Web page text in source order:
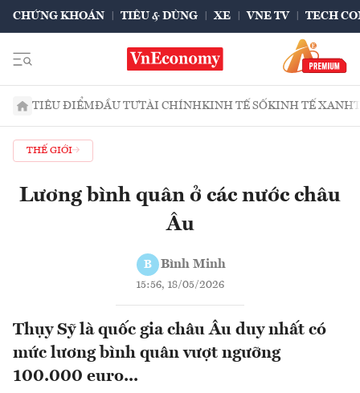
CHỨNG KHOÁN TIÊU & DÙNG XE VNE TV TECH
TIÊU ĐIỂMĐẦU TƯTÀI CHÍNHKINH TẾ SỐKINH TẾ XANH
THẾ GIỚI
Lương bình quân ở các nước châu
Âu
B Bình Minh
15:56, 18/05/2026
Thụy Sỹ là quốc gia châu Âu duy nhất có
mức lương bình quân vượt ngưỡng
100.000 euro...